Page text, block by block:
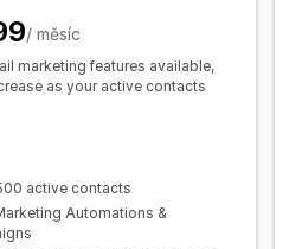
E-maily
Recenze
Správa
Nástroj
E-mailové
Seznam
/ měsíc
marketing features available,
as your active contacts
active contacts
Automations &